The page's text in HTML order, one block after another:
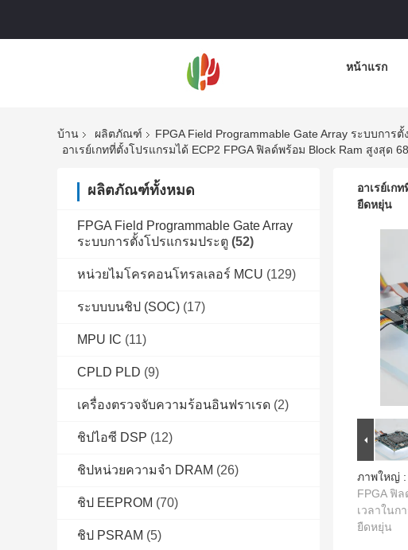
หน้าแรก
บ้าน ผลิตภัณฑ์
FPGA Field Programmable Gate Array ระบบการ
อาเรย์เกทที่ตั้งโปรแกรมได้ ECP2 FPGA ฟิลด์พร้อม Block Ram สูงสุด
ผลิตภัณฑ์ทั้งหมด
FPGA Field Programmable Gate Array
ระบบการตั้งโปรแกรมประตู (52)
หน่วยไมโครคอนโทรลเลอร์ MCU (129)
ระบบบนชิป (SOC) (17)
MPU IC (11)
CPLD PLD (9)
เครื่องตรวจจับความร้อนอินฟราเรด (2)
ชิปไอซี DSP (12)
ชิปหน่วยความจำ DRAM (26)
ชิป EEPROM (70)
ชิป PSRAM (5)
อาเรย์เก
ยืดหยุ่น
ภาพใหญ่ :
FPGA ฟิ
เวลาในก
ยืดหยุ่น